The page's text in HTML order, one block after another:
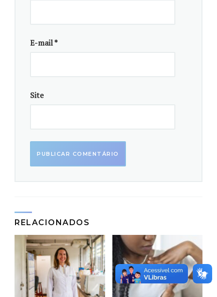
As pesquisadoras buscaram outras partes do material
quando elas iniciaram o estudo das regiões
evolução, mantiveram a estrutura em humanos e em
produção de proteínas, elas eram consideradas “DNA
lixo” (em inglês, “trash DNA” ou “junk DNA”) e não
processos celulares, metabolismo, resistência a
medicamentos e progressão de cânceres. Porém, pela
primeira vez, um grupo de pesquisa estudou a fundo
todas as moléculas ultraconservadas no câncer de
mama.
O primeiro passo foi buscar em bancos de dados
E-mail*
Site
RELACIONADOS